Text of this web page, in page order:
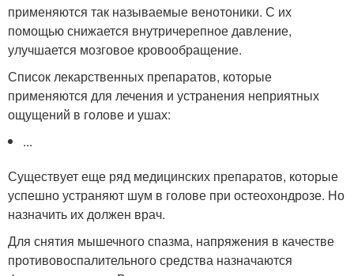
применяются так называемые венотоники. С их
помощью снижается внутричерепное давление,
улучшается мозговое кровообращение.
Список лекарственных препаратов, которые
применяются для лечения и устранения неприятных
ощущений в голове и ушах:
...
Существует еще ряд медицинских препаратов, которые
успешно устраняют шум в голове при остеохондрозе. Но
назначить их должен врач.
Для снятия мышечного спазма, напряжения в качестве
противовоспалительного средства назначаются